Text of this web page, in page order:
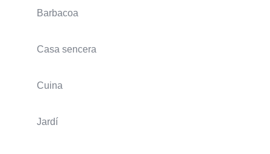
Barbacoa
Casa sencera
Cuina
Jardí